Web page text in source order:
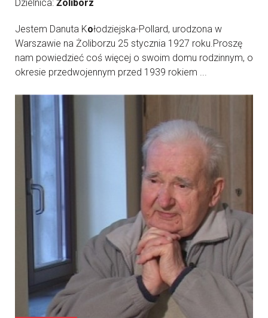
Dzielnica: Żoliborz
Jestem Danuta Kołodziejska-Pollard, urodzona w
Warszawie na Żoliborzu 25 stycznia 1927 roku.Proszę
nam powiedzieć coś więcej o swoim domu rodzinnym, o
okresie przedwojennym przed 1939 rokiem ...